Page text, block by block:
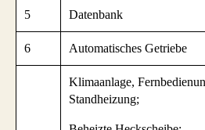
5 Datenbank
6 Automatisches Getriebe
Klimaanlage,
Standheizung;